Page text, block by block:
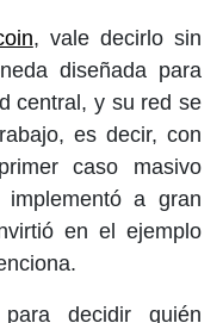
, vale decirlo sin
diseñada para
central, y su red se
es decir, con
caso masivo
a gran
en el ejemplo
decidir quién